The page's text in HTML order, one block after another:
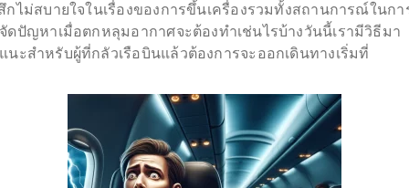
กไม่สบายใจในเรื่องของการขึ้นเครื่องรวมทั้งสถานการณ์ในกา
ดปัญหาเมื่อตกหลุมอากาศจะต้องทำเช่นไรบ้างวันนี้เรามีวิธีมา
นะสำหรับผู้ที่กลัวเรือบินแล้วต้องการจะออกเดินทางเริ่มที่